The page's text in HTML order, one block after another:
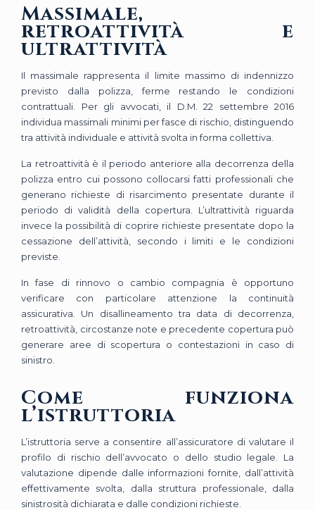
Massimale,
retroattività e
ultrattività
Il massimale rappresenta il limite massimo di indennizzo
previsto dalla polizza, ferme restando le condizioni
contrattuali. Per gli avvocati, il D.M. 22 settembre 2016
individua massimali minimi per fasce di rischio, distinguendo
tra attività individuale e attività svolta in forma collettiva.
La retroattività è il periodo anteriore alla decorrenza della
polizza entro cui possono collocarsi fatti professionali che
generano richieste di risarcimento presentate durante il
periodo di validità della copertura. L’ultrattività riguarda
invece la possibilità di coprire richieste presentate dopo la
cessazione dell’attività, secondo i limiti e le condizioni
previste.
In fase di rinnovo o cambio compagnia è opportuno
verificare con particolare attenzione la continuità
assicurativa. Un disallineamento tra data di decorrenza,
retroattività, circostanze note e precedente copertura può
generare aree di scopertura o contestazioni in caso di
sinistro.
Come funziona
l’istruttoria
L’istruttoria serve a consentire all’assicuratore di valutare il
profilo di rischio dell’avvocato o dello studio legale. La
valutazione dipende dalle informazioni fornite, dall’attività
effettivamente svolta, dalla struttura professionale, dalla
sinistrosità dichiarata e dalle condizioni richieste.